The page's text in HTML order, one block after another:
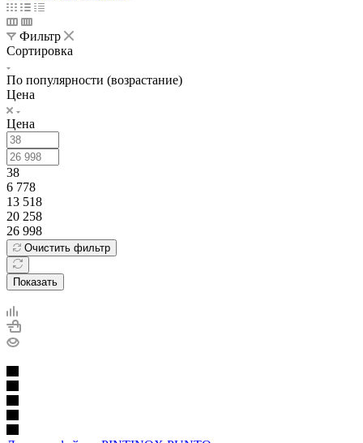
Фильтр
Сортировка
По популярности (возрастание)
Цена
Цена
38
6 778
13 518
20 258
26 998
Очистить фильтр
Показать